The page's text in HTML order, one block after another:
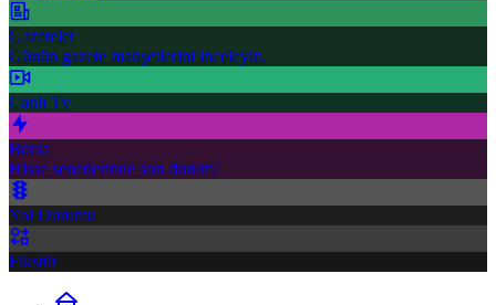
Gazeteler
Günün gazete manşetlerini inceleyin.
Canlı Tv
Borsa
Hisse senetlerinde son durum!
Yol Durumu
Fikstür